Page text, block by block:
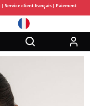
| Service client français | Paiement